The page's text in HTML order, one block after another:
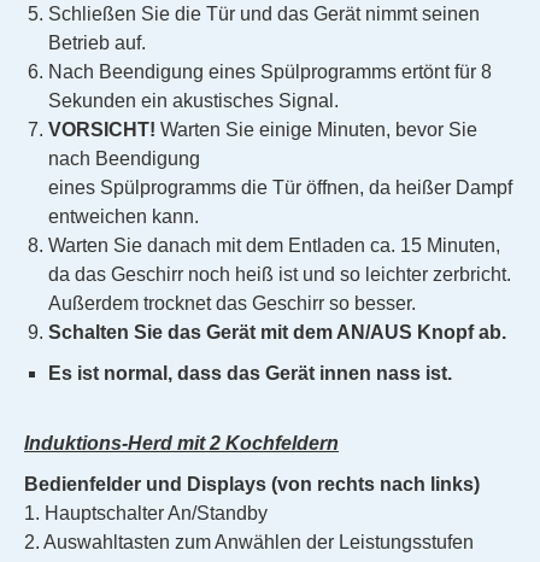
Schließen Sie die Tür und das Gerät nimmt seinen
Betrieb auf.
Nach Beendigung eines Spülprogramms ertönt für 8
Sekunden ein akustisches Signal.
VORSICHT! Warten Sie einige Minuten, bevor Sie
nach Beendigung
eines Spülprogramms die Tür öffnen, da heißer Dampf
entweichen kann.
Warten Sie danach mit dem Entladen ca. 15 Minuten,
da das Geschirr noch heiß ist und so leichter zerbricht.
Außerdem trocknet das Geschirr so besser.
Schalten Sie das Gerät mit dem AN/AUS Knopf ab.
Es ist normal, dass das Gerät innen nass ist.
Induktions-Herd mit 2 Kochfeldern
Bedienfelder und Displays (von rechts nach links)
1. Hauptschalter An/Standby
2. Auswahltasten zum Anwählen der Leistungsstufen